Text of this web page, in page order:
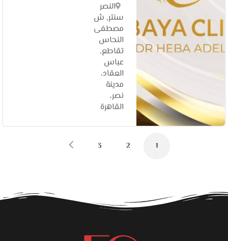
النصر
سنتر, ش
مصطفى
النحاس
تقاطع,
عباس
العقاد،
مدينة
نصر،
القاهرة‬
1
2
3